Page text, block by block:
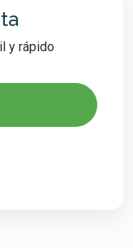
y rápido